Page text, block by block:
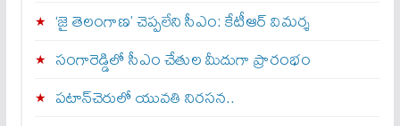
‘జై తెలంగాణ’ చెప్పలేని సీఎం: కేటీఆర్ విమర్శ
సంగారెడ్డిలో సీఎం చేతుల మీదుగా ప్రారంభం
పటాన్‌చెరులో యువతి నిరసన..